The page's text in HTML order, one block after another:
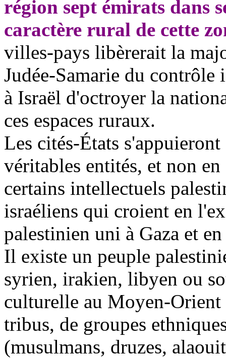
région sept émirats dans
caractère rural de cette
villes-pays libèrerait la
Judée-Samarie du
à Israël d'octroyer la
ces espaces ruraux.
Les cités-États
véritables entités, et non
certains intellectuels
israéliens qui croient en
palestinien uni à Gaza et
Il existe un peuple
syrien, irakien, libyen ou
culturelle au Moyen-Orient
tribus, de groupes
(musulmans, druzes,